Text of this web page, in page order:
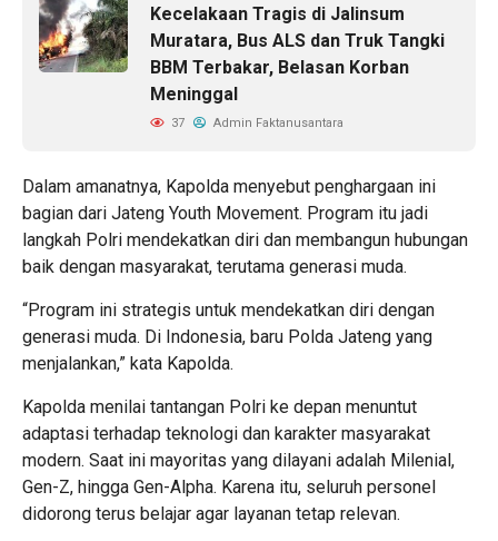
Kecelakaan Tragis di Jalinsum
Muratara, Bus ALS dan Truk Tangki
BBM Terbakar, Belasan Korban
Meninggal
37 Admin Faktanusantara
Dalam amanatnya, Kapolda menyebut penghargaan ini
bagian dari Jateng Youth Movement. Program itu jadi
langkah Polri mendekatkan diri dan membangun hubungan
baik dengan masyarakat, terutama generasi muda.
“Program ini strategis untuk mendekatkan diri dengan
generasi muda. Di Indonesia, baru Polda Jateng yang
menjalankan,” kata Kapolda.
Kapolda menilai tantangan Polri ke depan menuntut
adaptasi terhadap teknologi dan karakter masyarakat
modern. Saat ini mayoritas yang dilayani adalah Milenial,
Gen-Z, hingga Gen-Alpha. Karena itu, seluruh personel
didorong terus belajar agar layanan tetap relevan.